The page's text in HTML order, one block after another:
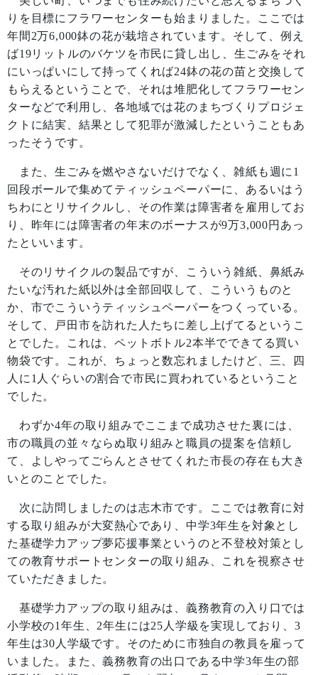
りを目標にフラワーセンターも始まりました。ここでは
年間 2万6,000鉢の花が栽培されています。そして、例え
ば19リットルのバケツを市民に貸し出し、生ごみをそれ
にいっぱいにして持ってくれば24鉢の花の苗と交換して
もらえるということで、それは堆肥化してフラワーセン
ターなどで利用し、各地域では花のまちづくりプロジェ
クトに結実、結果として犯罪が激減したということもあ
ったそうです。
また、生ごみを燃やさないだけでなく、雑紙も週に 1
回段ボールで集めてティッシュペーパーに、あるいはう
ちわにとリサイクルし、その作業は障害者を雇用してお
り、昨年には障害者の年末のボーナスが9万3,000円あっ
たといいます。
そのリサイクルの製品ですが、こういう雑紙、鼻紙み
たいな汚れた紙以外は全部回収して、こういうものと
か、市でこういうティッシュペーパーをつくっている。
そして、戸田市を訪れた人たちに差し上げてるというこ
とでした。これは、ペットボトル2本半でできてる買い
物袋です。これが、ちょっと数忘れましたけど、三、四
人に 1 人ぐらいの割合で市民に買われているということ
でした。
わずか4年の取り組みでここまで成功させた裏には、
市の職員の並々ならぬ取り組みと職員の提案を信頼し
て、よしやってごらんとさせてくれた市長の存在も大き
いとのことでした。
次に訪問しましたのは志木市です。ここでは教育に対
する取り組みが大変熱心であり、中学3年生を対象とし
た基礎学力アップ夢応援事業というのと不登校対策とし
ての教育サポートセンターの取り組み、これを視察させ
ていただきました。
基礎学力アップの取り組みは、義務教育の入り口では
小学校の1年生、 2年生には25 人学級を実現しており、 3
年生は30 人学級です。そのために市独自の教員を雇って
いました。また、義務教育の出口である中学3年生の部